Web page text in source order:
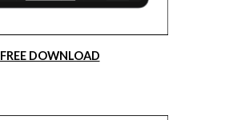
FREE DOWNLOAD